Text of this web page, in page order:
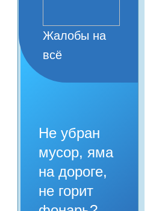
Жалобы на
всё
Не убран
мусор, яма
на дороге,
не горит